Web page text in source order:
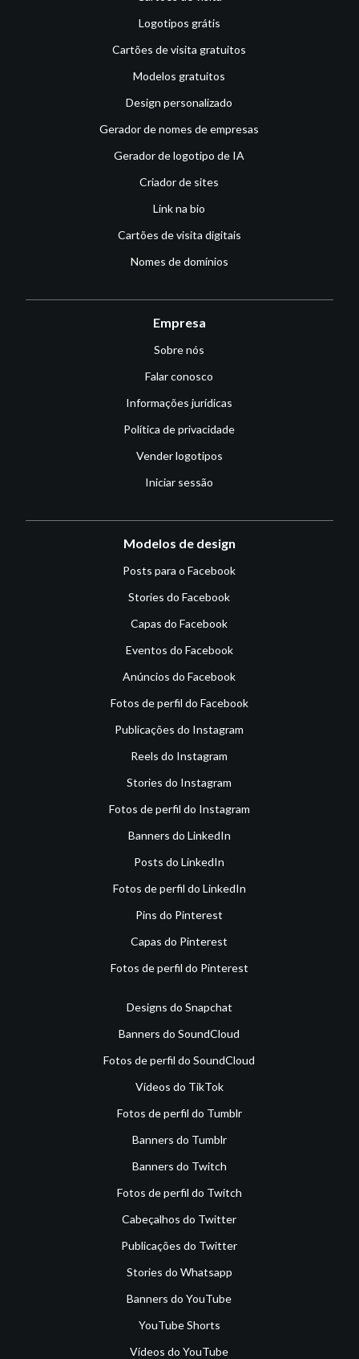
Logotipos grátis
Cartões de visita gratuitos
Modelos gratuitos
Design personalizado
Gerador de nomes de empresas
Gerador de logotipo de IA
Criador de sites
Link na bio
Cartões de visita digitais
Nomes de domínios
Empresa
Sobre nós
Falar conosco
Informações jurídicas
Política de privacidade
Vender logotipos
Iniciar sessão
Modelos de design
Posts para o Facebook
Stories do Facebook
Capas do Facebook
Eventos do Facebook
Anúncios do Facebook
Fotos de perfil do Facebook
Publicações do Instagram
Reels do Instagram
Stories do Instagram
Fotos de perfil do Instagram
Banners do LinkedIn
Posts do LinkedIn
Fotos de perfil do LinkedIn
Pins do Pinterest
Capas do Pinterest
Fotos de perfil do Pinterest
Designs do Snapchat
Banners do SoundCloud
Fotos de perfil do SoundCloud
Vídeos do TikTok
Fotos de perfil do Tumblr
Banners do Tumblr
Banners do Twitch
Fotos de perfil do Twitch
Cabeçalhos do Twitter
Publicações do Twitter
Stories do Whatsapp
Banners do YouTube
YouTube Shorts
Vídeos do YouTube